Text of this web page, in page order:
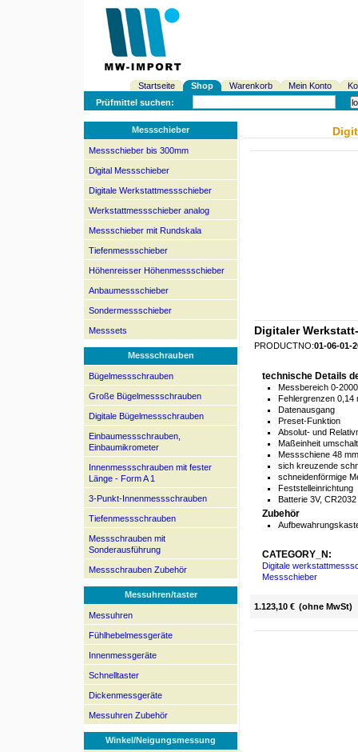
Startseite Shop Warenkorb Mein Konto
Prüfmittel suchen:
Messschieber
Messschieber bis 300mm
Digital Messschieber
Digitale Werkstattmessschieber
Werkstattmessschieber analog
Messschieber mit Rundskala
Tiefenmessschieber
Höhenreisser Höhenmessschieber
Anbaumessschieber
Sondermessschieber
Messsets
Messschrauben
Bügelmessschrauben
Große Bügelmessschrauben
Digitale Bügelmessschrauben
Einbaumessschrauben,
Einbaumikrometer
Innenmessschrauben mit fester
Länge - Form A 1
3-Punkt-Innenmessschrauben
Tiefenmessschrauben
Messschrauben mit
Sonderausführung
Messschrauben Zubehör
Messuhren/taster
Messuhren
Fühlhebelmessgeräte
Innenmessgeräte
Schnelltaster
Dickenmessgeräte
Messuhren Zubehör
Winkel/Neigungsmessung
Digitaler
PRODUCTNO:01-06-01-
technische Details
Messbereich 0-
Fehlergrenzen 0,14
Datenausgang
Preset-Funktion
Absolut- und
Maßeinheit
Messschiene 48
sich kreuzende
schneidenförmige
Feststelleinrichtung
Batterie 3V,
Zubehör
CATEGORY_N:
Digitale
Messschieber
1.123,10 € (ohne MwSt)